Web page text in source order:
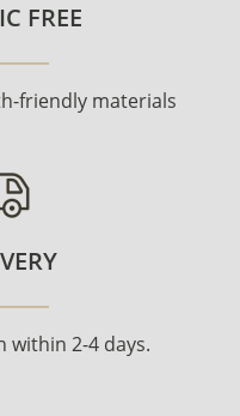
FREE
friendly materials
within 2-4 days.